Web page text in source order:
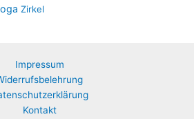
Zirkel
Impressum
Kontakt